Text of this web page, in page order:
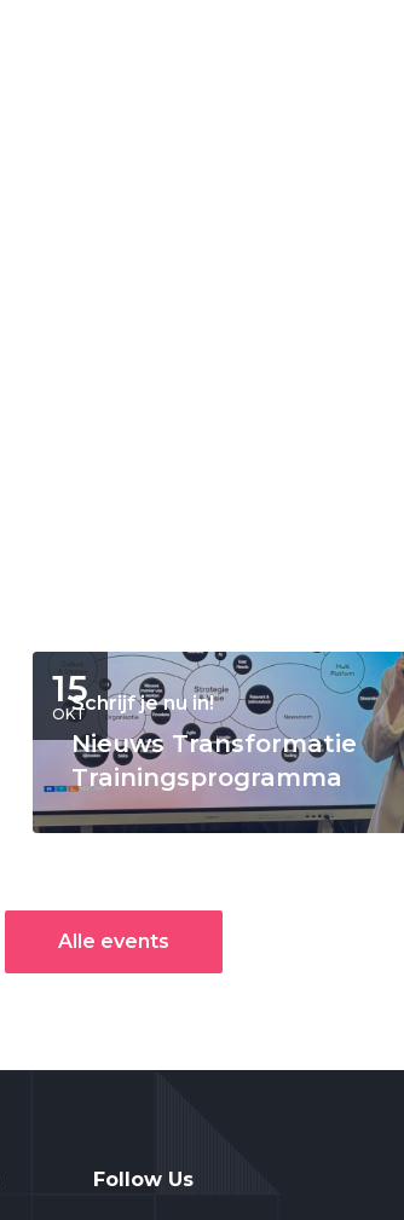
15
OKTSchrijf je nu in!
Nieuws Transformatie
Trainingsprogramma
Alle events
Follow Us